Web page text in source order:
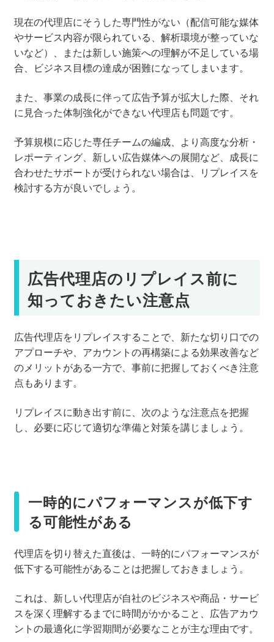
現在の代理店にそうした専門性がない（配信可能な媒体
やサービス内容が限られている、解析環境が整っていな
いなど）、または新しい施策への理解が不足している場
合、ビジネス目標の達成が困難になってしまいます。
また、事業の成長に伴って広告予算が拡大した際、それ
に見合った体制強化ができない代理店も問題です。
予算規模に応じた専任チームの編成、より高度な分析・
レポーティング、新しい広告媒体への展開など、成長に
合わせたサポートが受けられない場合は、リプレイスを
検討する方が良いでしょう。
広告代理店のリプレイス前に
知っておきたい注意点
広告代理店をリプレイスすることで、新たな切り口での
アプローチや、アカウントの再構築による効果改善など
のメリットがある一方で、事前に把握しておくべき注意
点もあります。
リプレイスに動き出す前に、次のような注意点を把握
し、必要に応じて適切な準備と対策を講じましょう。
一時的にパフォーマンスが低下す
る可能性がある
代理店を切り替えた直後は、一時的にパフォーマンスが
低下する可能性があることは把握しておきましょう。
これは、新しい代理店が自社のビジネスや商品・サービ
スを深く理解するまでに時間がかかること、広告アカウ
ントの最適化に学習期間が必要なことが主な理由です。